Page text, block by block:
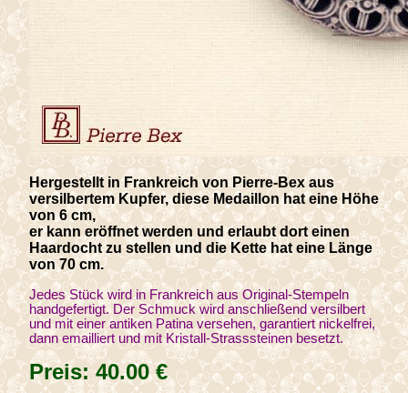
Hergestellt in Frankreich von Pierre-Bex aus
versilbertem Kupfer, diese Medaillon hat eine Höhe
von 6 cm,
er kann eröffnet werden und erlaubt dort einen
Haardocht zu stellen und die Kette hat eine Länge
von 70 cm.
Jedes Stück wird in Frankreich aus Original-Stempeln
handgefertigt. Der Schmuck wird anschließend versilbert
und mit einer antiken Patina versehen, garantiert nickelfrei,
dann emailliert und mit Kristall-Strasssteinen besetzt.
Preis:40.00€